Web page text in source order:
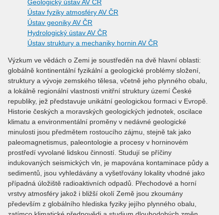
Geologický ústav AV ČR
Ústav fyziky atmosféry AV ČR
Ústav geoniky AV ČR
Hydrologický ústav AV ČR
Ústav struktury a mechaniky hornin AV ČR
Výzkum ve vědách o Zemi je soustředěn na dvě hlavní oblasti:
globálně kontinentální fyzikální a geologické problémy složení,
struktury a vývoje zemského tělesa, včetně jeho plynného obalu,
a lokálně regionální vlastnosti vnitřní struktury území České
republiky, jež představuje unikátní geologickou formaci v Evropě.
Historie českých a moravských geologických jednotek, oscilace
klimatu a environmentální proměny v nedávné geologické
minulosti jsou předmětem rostoucího zájmu, stejně tak jako
paleomagnetismus, paleontologie a procesy v horninovém
prostředí vyvolané lidskou činností. Studují se příčiny
indukovaných seismických vln, je mapována kontaminace půdy a
sedimentů, jsou vyhledávány a vyšetřovány lokality vhodné jako
případná úložiště radioaktivních odpadů. Přechodové a horní
vrstvy atmosféry jakož i bližší okolí Země jsou zkoumány
především z globálního hlediska fyziky jejího plynného obalu,